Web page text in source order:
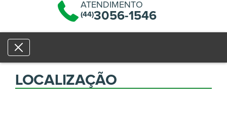
ATENDIMENTO
(44)3056-1546
Toggle
navigation
LOCALIZAÇÃO